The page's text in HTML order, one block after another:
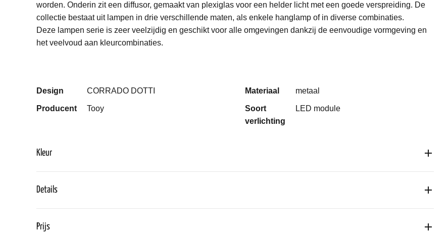
worden. Onderin zit een diffusor, gemaakt van plexiglas voor een helder licht met een goede verspreiding. De
collectie bestaat uit lampen in drie verschillende maten, als enkele hanglamp of in diverse combinaties.
Deze lampen serie is zeer veelzijdig en geschikt voor alle omgevingen dankzij de eenvoudige vormgeving en
het veelvoud aan kleurcombinaties.
Design CORRADO DOTTI
Producent Tooy
Materiaal metaal
Soort
verlichting
LED module
Kleur
Details
Prijs